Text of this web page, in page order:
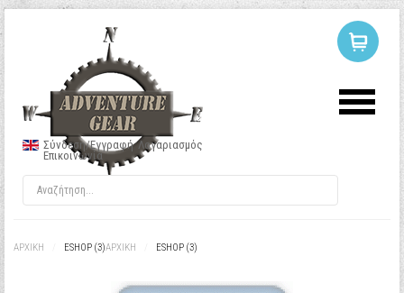
Σύνδεση/Εγγραφή Λογαριασμός
Επικοινωνία
ΑΡΧΙΚΉ ESHOP (3)ΑΡΧΙΚΉ ESHOP (3)
ΣΥΝΔΕΣΗ
Κωδικός